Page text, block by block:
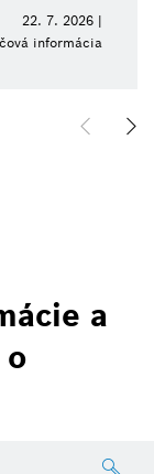
22. 7. 2026 |
informácia
a